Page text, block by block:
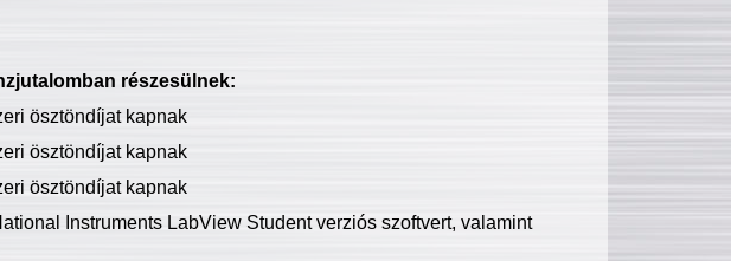
részesülnek:
ösztöndíjat kapnak
ösztöndíjat kapnak
ösztöndíjat kapnak
Instruments LabView Student verziós szoftvert, valamint